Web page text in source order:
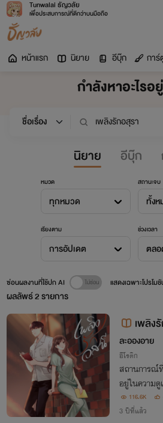
Tunwalai ธัญวลัย
เพื่อประสบการณ์ที่ดีกว่าบนมือถือ
หน้าแรก นิยาย อีบุ๊ก กา
กำลังหาอะไรอ
นิยาย อีบุ๊ก
หมวด
ทุกหมวด
สถานะจบ
ทั้ง
เรียงตาม
การอัปเดต
ช่วงเวลา
ตล
ผลลัพธ์2รายการ
ซ่อนผลงานที่ใช้ปก AI แสดงเฉพาะโปรโม
เพลิง
ละอองอาย
อีโรติก
สถานการณ์
อยู่ในความดู
รอย่าง 'สาย
งความปลอด
116.6K
3 ปีที่แล้ว